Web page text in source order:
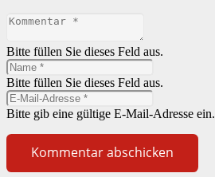
Bitte füllen Sie dieses Feld aus.
Bitte füllen Sie dieses Feld aus.
Bitte gib eine gültige E-Mail-Adresse ein.
Kommentar abschicken